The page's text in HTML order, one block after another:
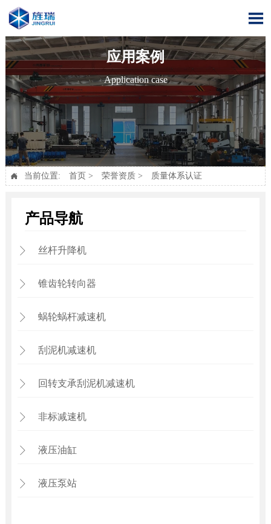

应用案例
Application case
 当前位置: 首页 > 荣誉资质> 质量体系认证
产品导航
 丝杆升降机
 锥齿轮转向器
 蜗轮蜗杆减速机
 刮泥机减速机
 回转支承刮泥机减速机
 非标减速机
 液压油缸
 液压泵站